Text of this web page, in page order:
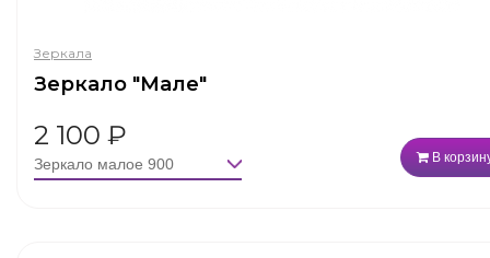
Зеркала
Зеркало "Мале"
2 100 ₽
В